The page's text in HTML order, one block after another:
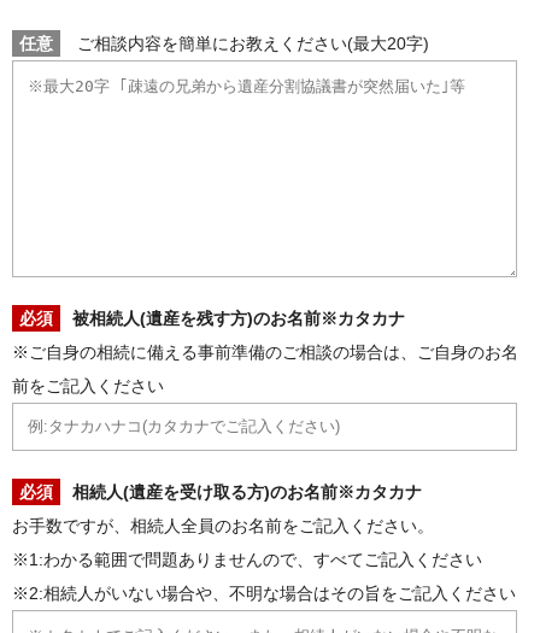
任意 ご相談内容を簡単にお教えください(最大20字)
必須
被相続人(遺産を残す方)のお名前※カタカナ
※ご自身の相続に備える事前準備のご相談の場合は、ご自身のお名
前をご記入ください
必須
相続人(遺産を受け取る方)のお名前※カタカナ
お手数ですが、相続人全員のお名前をご記入ください。
※1:わかる範囲で問題ありませんので、すべてご記入ください
※2:相続人がいない場合や、不明な場合はその旨をご記入ください